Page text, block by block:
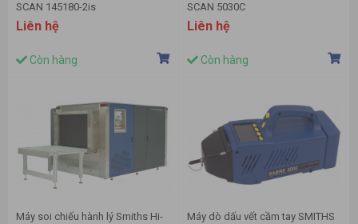
SCAN 145180-2is
Liên hệ
Còn hàng
SCAN 5030C
Liên hệ
Còn hàng
Máy soi chiếu hành lý Smiths Hi-
Máy dò dấu vết cầm tay SMITHS